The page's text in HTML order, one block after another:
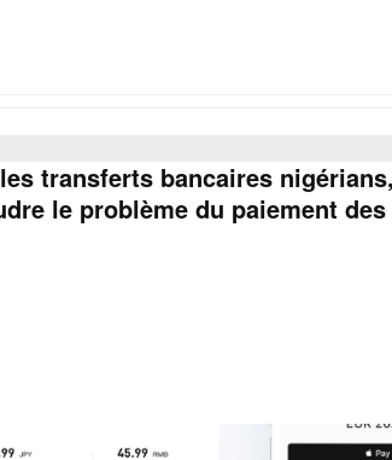
transferts bancaires
le problème du paiement